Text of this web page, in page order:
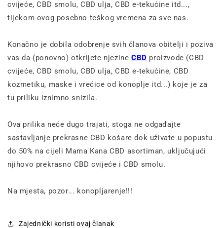
cvijeće, CBD smolu, CBD ulja, CBD e-tekućine itd...,
tijekom ovog posebno teškog vremena za sve nas.
Konačno je dobila odobrenje svih članova obitelji i poziva
vas da (ponovno) otkrijete njezineCBD proizvode (CBD
cvijeće, CBD smolu, CBD ulja, CBD e-tekućine, CBD
kozmetiku, maske i vrećice od konoplje itd...) koje je za
tu priliku iznimno snizila.
Ova prilika neće dugo trajati, stoga ne odgađajte
sastavljanje prekrasne CBD košare dok uživate u popustu
do 50% na cijeli Mama Kana CBD asortiman, uključujući
njihovo prekrasno CBD cvijeće i CBD smolu.
Na mjesta, pozor... konopljarenje!!!
Zajednički koristi ovaj članak